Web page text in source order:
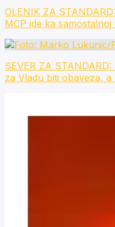
OLENIK ZA
MCP ide ka
SEVER ZA
za Vladu biti obaveza,